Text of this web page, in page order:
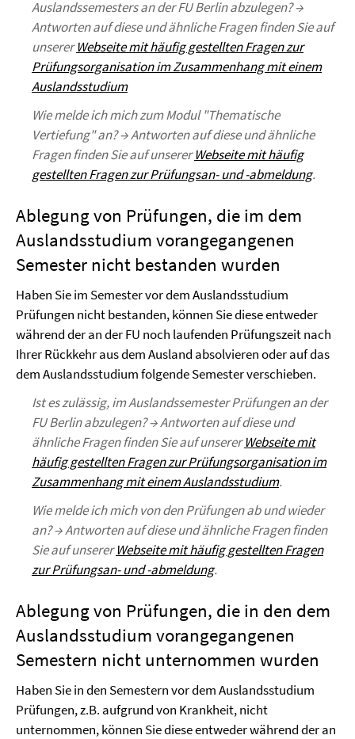
Auslandssemesters an der FU Berlin abzulegen? →
Antworten auf diese und ähnliche Fragen finden Sie auf
unsererWebseite mit häufig gestellten Fragen zur
Prüfungsorganisation im Zusammenhang mit einem
Auslandsstudium
Wie melde ich mich zum Modul "Thematische
Vertiefung" an? → Antworten auf diese und ähnliche
Fragen finden Sie auf unsererWebseite mit häufig
gestellten Fragen zur Prüfungsan- und -abmeldung.
Ablegung von Prüfungen, die im dem
Auslandsstudium vorangegangenen
Semester nicht bestanden wurden
Haben Sie im Semester vor dem Auslandsstudium
Prüfungen nicht bestanden, können Sie diese entweder
während der an der FU noch laufenden Prüfungszeit nach
Ihrer Rückkehr aus dem Ausland absolvieren oder auf das
dem Auslandsstudium folgende Semester verschieben.
Ist es zulässig, im Auslandssemester Prüfungen an der
FU Berlin abzulegen? → Antworten auf diese und
ähnliche Fragen finden Sie auf unsererWebseite mit
häufig gestellten Fragen zur Prüfungsorganisation im
Zusammenhang mit einem Auslandsstudium.
Wie melde ich mich von den Prüfungen ab und wieder
an? → Antworten auf diese und ähnliche Fragen finden
Sie auf unsererWebseite mit häufig gestellten Fragen
zur Prüfungsan- und -abmeldung.
Ablegung von Prüfungen, die in den dem
Auslandsstudium vorangegangenen
Semestern nicht unternommen wurden
Haben Sie in den Semestern vor dem Auslandsstudium
Prüfungen, z.B. aufgrund von Krankheit, nicht
unternommen, können Sie diese entweder während der an